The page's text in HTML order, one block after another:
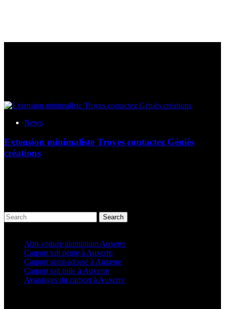
News
Extension minimaliste Troyes contactez Géniès
créations
Search
Abri voiture aluminium Auxerre
Carport toit pente à Auxerre
Carport semi-adossé à Auxerre
Carport toit tuile à Auxerre
Avantages du carport à Auxerre